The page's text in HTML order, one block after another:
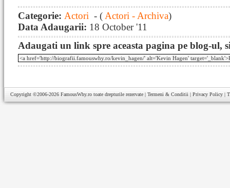
Categorie: Actori - ( Actori - Archiva)
Data Adaugarii: 18 October '11
Adaugati un link spre aceasta pagina pe blog-ul,
Copyright ©2006-2026 FamousWhy.ro toate drepturile rezervate | Termeni & Conditii | Privacy Policy |